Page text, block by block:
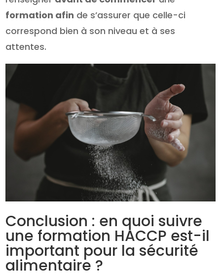
formation afin de s’assurer que celle-ci
correspond bien à son niveau et à ses
attentes.
Conclusion : en quoi suivre
une formation HACCP est-il
important pour la sécurité
alimentaire ?